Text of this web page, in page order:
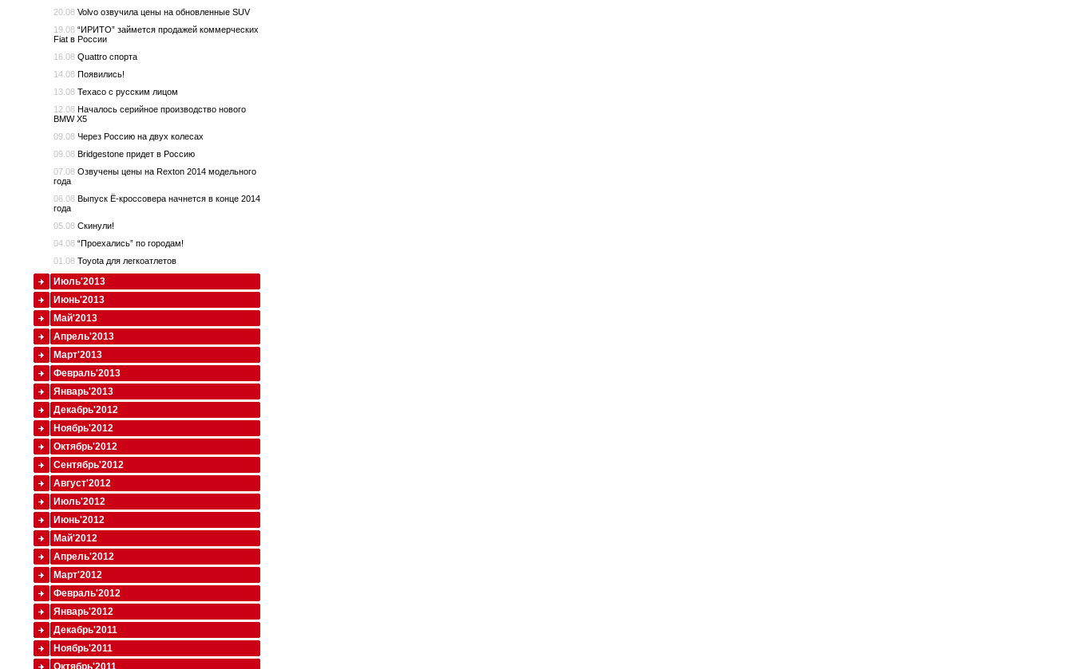
20.08 Volvo озвучила цены на обновленные SUV
19.08 “ИРИТО” займется продажей коммерческих
Fiat в России
16.08 Quattro спорта
14.08 Появились!
13.08 Texaco с русским лицом
12.08 Началось серийное производство нового
BMW X5
09.08 Через Россию на двух колесах
09.08 Bridgestone придет в Россию
07.08 Озвучены цены на Rexton 2014 модельного
года
06.08 Выпуск Ё-кроссовера начнется в конце 2014
года
05.08 Скинули!
04.08 “Проехались” по городам!
01.08 Toyota для легкоатлетов
Июль'2013
Июнь'2013
Май'2013
Апрель'2013
Март'2013
Февраль'2013
Январь'2013
Декабрь'2012
Ноябрь'2012
Октябрь'2012
Сентябрь'2012
Август'2012
Июль'2012
Июнь'2012
Май'2012
Апрель'2012
Март'2012
Февраль'2012
Январь'2012
Декабрь'2011
Ноябрь'2011
Октябрь'2011